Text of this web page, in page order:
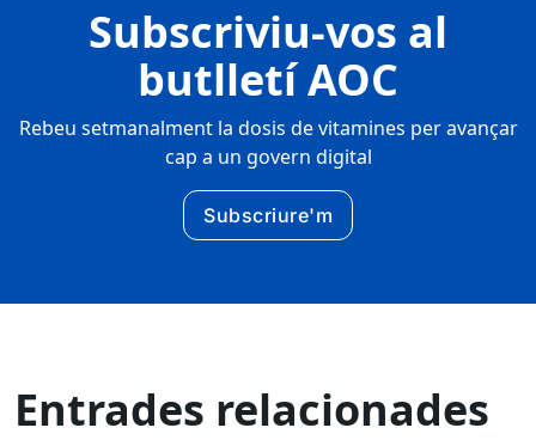
Subscriviu-vos al
butlletí AOC
Rebeu setmanalment la dosis de vitamines per avançar
cap a un govern digital
Subscriure'm
Entrades relacionades